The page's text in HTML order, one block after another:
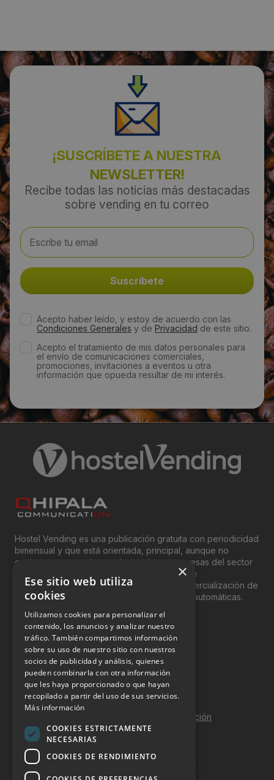
Provincia:
Teléfono:
sales@encopim.com
Web:
https://www.encopim.com/es/
Visitas a producto:
2549
Fecha de publicación de producto:
¡SUSCRÍBETE A NUESTRA
NEWSLETTER!
Recibe todas las noticias más destacadas
sobre vending en tu correo
Acepto haber leído, y estoy de acuerdo con las
Condiciones Generales y de Privacidad de este sitio.
Acepto el tratamiento de mis datos personales para
el envío de comunicaciones comerciales,
promociones, invitaciones a eventos u otra
información que opueda resultar de mi interés.
Hostel Vending es una publicación gratuita con periodicidad
bimensual y que está orientada, principal, aunque no
exclusivamente, a los profesionales y empresas del sector
del “Vending”; nombre con el que se conoce
genéricamente entre profesionales a la comercialización de
productos y servicios a través de máquinas automáticas.
INFORMACIÓN LEGAL
Aviso Legal
Política de Privacidad
Política de Cookies
Política de calidad y seguridad de la información
Contacto
×
Ese sitio web utiliza
cookies
Utilizamos cookies para personalizar el
contenido, los anuncios y analizar nuestro
tráfico. También compartimos información
sobre su uso de nuestro sitio con nuestros
socios de publicidad y análisis, quienes
pueden combinarla con otra información
que les haya proporcionado o que hayan
recopilado a partir del uso de sus servicios.
Más información
COOKIES ESTRICTAMENTE
NECESARIAS
COOKIES DE RENDIMIENTO